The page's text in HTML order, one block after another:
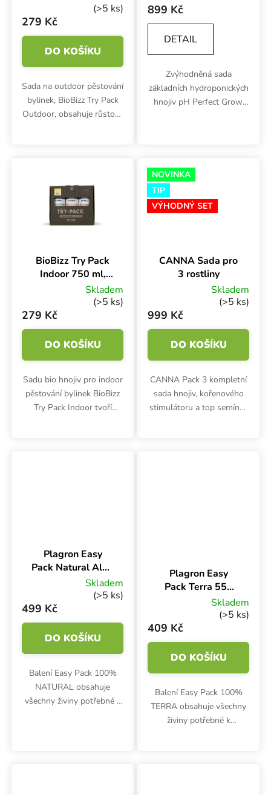
(>5 ks)
279 Kč
DO KOŠÍKU
Sada na outdoor pěstování
bylinek, BioBizz Try Pack
Outdoor, obsahuje růstové
Bloom-Micro 3x1
l, sada hnojiv
899 Kč
DETAIL
Zvýhodněná sada
základních hydroponických
hnojiv pH Perfect Grow,
živin vysoké...
BioBizz Try Pack
Indoor 750 ml,
sada hnojivSkladem
(>5 ks)
279 Kč
DO KOŠÍKU
Sadu bio hnojiv pro indoor
pěstování bylinek BioBizz
Try Pack Indoor tvoří
NOVINKA
TIP
VÝHODNÝ SET
CANNA Sada pro
3 rostliny
Skladem
(>5 ks)
999 Kč
DO KOŠÍKU
CANNA Pack 3 kompletní
sada hnojiv, kořenového
stimulátoru a top semínek
Plagron Easy
Pack Natural Alga
550 ml, sadaSkladem
(>5 ks)
499 Kč
DO KOŠÍKU
Balení Easy Pack 100%
NATURAL obsahuje
všechny živiny potřebné k
Plagron Easy
Pack Terra 550
ml, sada hnojiv
Skladem
(>5 ks)
409 Kč
DO KOŠÍKU
Balení Easy Pack 100%
TERRA obsahuje všechny
živiny potřebné k